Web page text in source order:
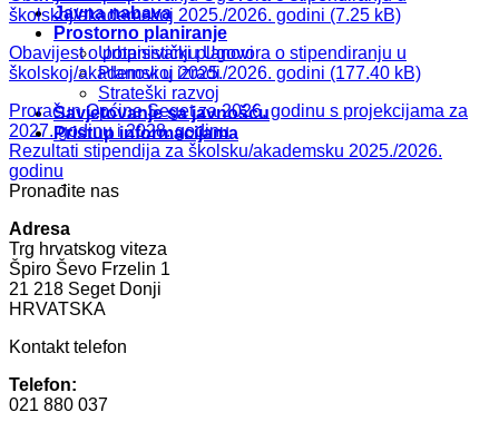
Javna nabava
Prostorno planiranje
Urbanistički planovi
Planovi u izradi
Strateški razvoj
Savjetovanje sa javnošću
Pristup informacijama
školskoj/akademskoj 2025./2026. godini
Obavijest o potpisivanju Ugovora o stipendiranju u
školskoj/akademskoj 2025./2026. godini
Proračun Općine Seget za 2026. godinu s projekcijama za
2027. godinu i 2028. godinu
Rezultati stipendija za školsku/akademsku 2025./2026.
godinu
Pronađite nas
Adresa
Trg hrvatskog viteza
Špiro Ševo Frzelin 1
21 218 Seget Donji
HRVATSKA
Kontakt telefon
Telefon:
021 880 037